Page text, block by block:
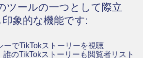
ツールの一つとして際立
象的な機能です:
ーでTikTokストーリーを視聴
誰のTikTokストーリーも閲覧者リスト